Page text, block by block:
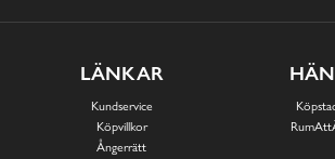
LÄNKAR
Kundservice
Köpvillkor
Ångerrätt